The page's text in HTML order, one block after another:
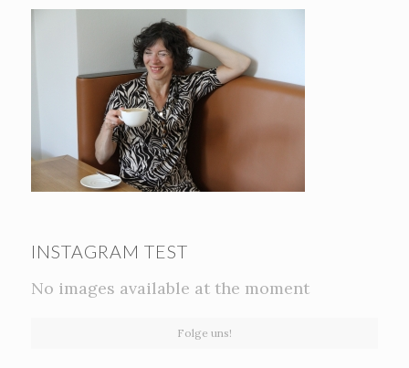
INSTAGRAM TEST
No images available at the moment
Folge uns!